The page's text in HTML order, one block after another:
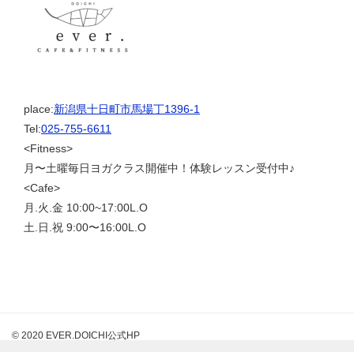
place:新潟県十日町市馬場丁1396-1
Tel:025-755-6611
<Fitness>
月〜土曜毎日ヨガクラス開催中！体験レッスン受付中♪
<Cafe>
月.火.金 10:00~17:00L.O
土.日.祝 9:00〜16:00L.O
© 2020 EVER.DOICHI公式HP